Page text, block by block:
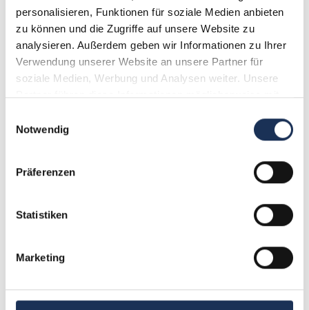
personalisieren, Funktionen für soziale Medien anbieten
zu können und die Zugriffe auf unsere Website zu
analysieren. Außerdem geben wir Informationen zu Ihrer
Verwendung unserer Website an unsere Partner für
soziale Medien, Werbung und Analysen weiter. Unsere
Partner führen diese Informationen möglicherweise mit
haben oder die sie im Rahmen Ihrer Nutzung der Dienste
Notwendig
Präferenzen
Statistiken
Marketing
119,95 €